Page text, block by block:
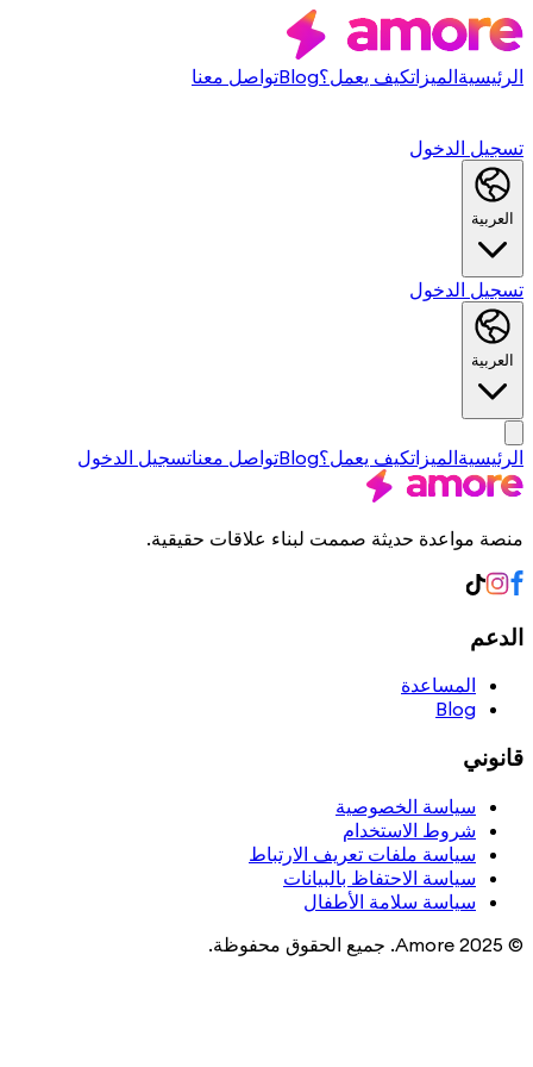
الرئيسيةالميزاتكيف يعمل؟Blogتواصل معنا
تسجيل الدخول
العربية
تسجيل الدخول
العربية
الرئيسيةالميزاتكيف يعمل؟Blogتواصل معناتسجيل الدخول
منصة مواعدة حديثة صممت لبناء علاقات حقيقية.
الدعم
المساعدة
Blog
قانوني
سياسة الخصوصية
شروط الاستخدام
سياسة ملفات تعريف الارتباط
سياسة الاحتفاظ بالبيانات
سياسة سلامة الأطفال
© 2025 Amore. جميع الحقوق محفوظة.